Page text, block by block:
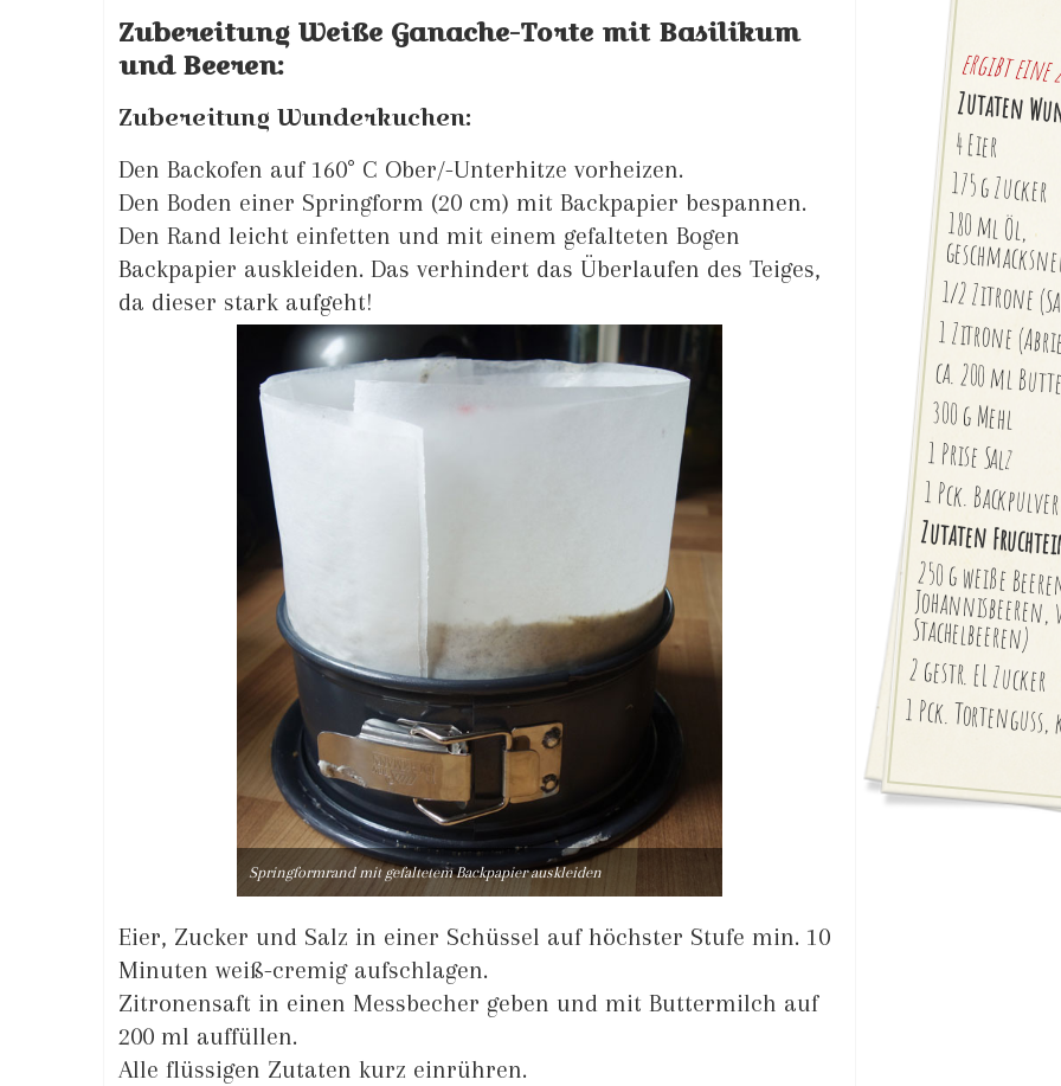
ergibt eine
Zutaten
4 Eier
175 g Zucker
180 ml Öl,
1/2 Zitrone
1 Zitrone
ca. 200 ml
300 g Mehl
1 Prise Salz
1 Pck. Backpulver
Zutaten
250 g weiße
Johannisbeeren,
Stachelbeeren)
2 gestr. EL Zucker
1 Pck.
Zubereitung Weiße Ganache-Torte mit Basilikum
und Beeren:
Zubereitung Wunderkuchen:
Den Backofen auf 160° C Ober/-Unterhitze vorheizen.
Den Boden einer Springform (20 cm) mit Backpapier bespannen.
Den Rand leicht einfetten und mit einem gefalteten Bogen
Backpapier auskleiden. Das verhindert das Überlaufen des Teiges,
da dieser stark aufgeht!
Springformrand mit gefaltetem Backpapier auskleiden
Eier, Zucker und Salz in einer Schüssel auf höchster Stufe min. 10
Minuten weiß-cremig aufschlagen.
Zitronensaft in einen Messbecher geben und mit Buttermilch auf
200 ml auffüllen.
Alle flüssigen Zutaten kurz einrühren.